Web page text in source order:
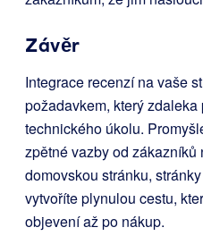
Závěr
Integrace recenzí na vaše
požadavkem, který
technického úkolu.
zpětné vazby od zákazníků
domovskou stránku,
vytvoříte plynulou cestu,
objevení až po nákup.